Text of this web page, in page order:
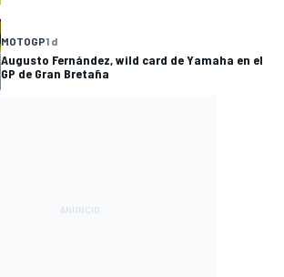
MOTOGP1 d
Augusto Fernández, wild card de Yamaha en el
GP de Gran Bretaña